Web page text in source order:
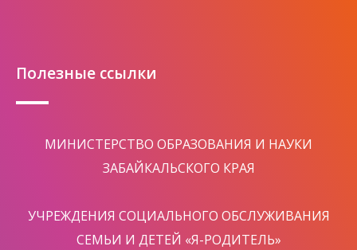
Полезные ссылки
МИНИСТЕРСТВО ОБРАЗОВАНИЯ И НАУКИ
ЗАБАЙКАЛЬСКОГО КРАЯ
УЧРЕЖДЕНИЯ СОЦИАЛЬНОГО ОБСЛУЖИВАНИЯ
СЕМЬИ И ДЕТЕЙ «Я-РОДИТЕЛЬ»